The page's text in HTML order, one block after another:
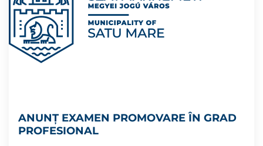
ANUNȚ EXAMEN PROMOVARE ÎN GRAD
PROFESIONAL